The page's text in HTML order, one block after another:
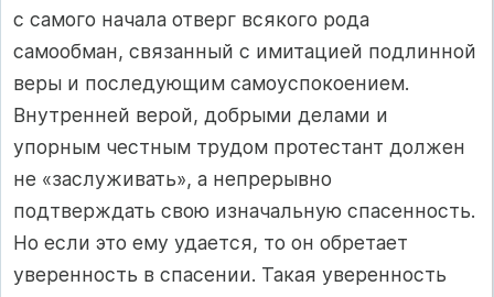
с самого нача­ла отверг всякого рода
самообман, связанный с имитацией подлинной
веры и последующим самоуспокоением.
Внутренней верой, добрыми делами и
упорным честным трудом протестант должен
не «заслужи­вать», а непрерывно
подтверждать свою изначальную спасенность.
Но если это ему удается, то он обретает
уверенность в спасении. Та­кая уверенность